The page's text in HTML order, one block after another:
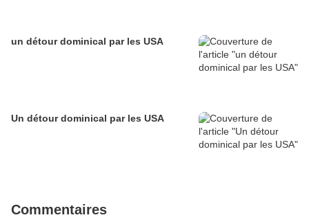
un détour dominical par les USA
Un détour dominical par les USA
Commentaires